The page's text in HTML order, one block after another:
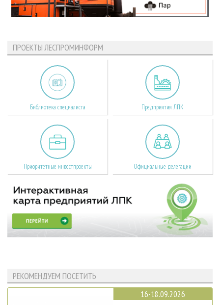
ПРОЕКТЫ ЛЕСПРОМИНФОРМ
Библиотека специалиста Предприятия ЛПК
Приоритетные инвестпроекты Официальные делегации
РЕКОМЕНДУЕМ ПОСЕТИТЬ
16-18.09.2026